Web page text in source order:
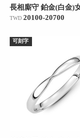
TWD 20100-20700
可刻字